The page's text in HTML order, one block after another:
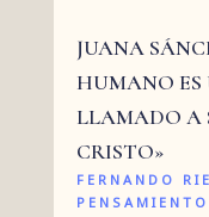
JUANA
HUMANO ES
LLAMADO A
CRISTO»
FERNANDO
PENSAMIENTO